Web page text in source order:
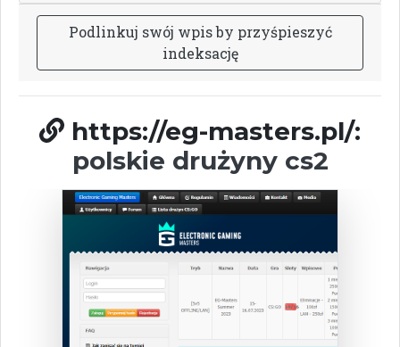
Podlinkuj swój wpisby przyśpieszyć
indeksację
https://eg-masters.pl/:
polskie drużyny cs2